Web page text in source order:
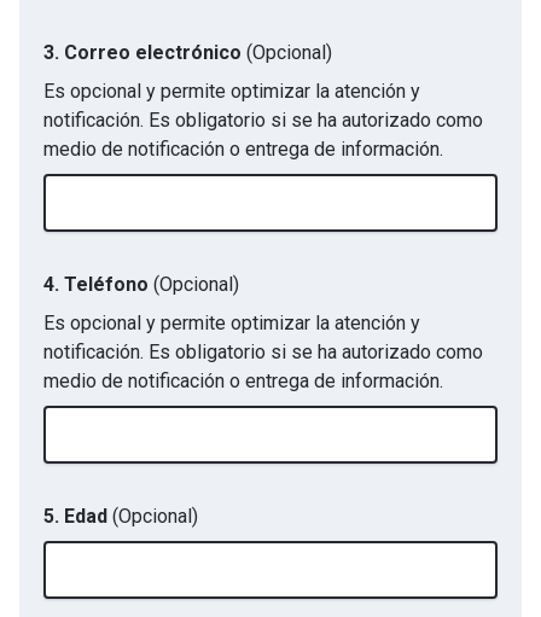
3. Correo electrónico (Opcional)
Es opcional y permite optimizar la atención y
notificación. Es obligatorio si se ha autorizado como
medio de notificación o entrega de información.
4. Teléfono (Opcional)
Es opcional y permite optimizar la atención y
notificación. Es obligatorio si se ha autorizado como
medio de notificación o entrega de información.
5. Edad (Opcional)